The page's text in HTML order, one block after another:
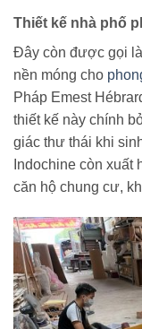
Thiết kế nhà phố
Đây còn được gọi
nền móng cho
Pháp Emest
thiết kế này chính
giác thư thái khi
Indochine còn xuất
căn hộ chung cư,